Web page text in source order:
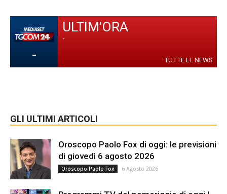
-
ULTIM'ORA
-
TUTTE LE NEWS
GLI ULTIMI ARTICOLI
Oroscopo Paolo Fox di oggi: le previsioni
di giovedì 6 agosto 2026
Oroscopo Paolo Fox 6 Agosto 2026